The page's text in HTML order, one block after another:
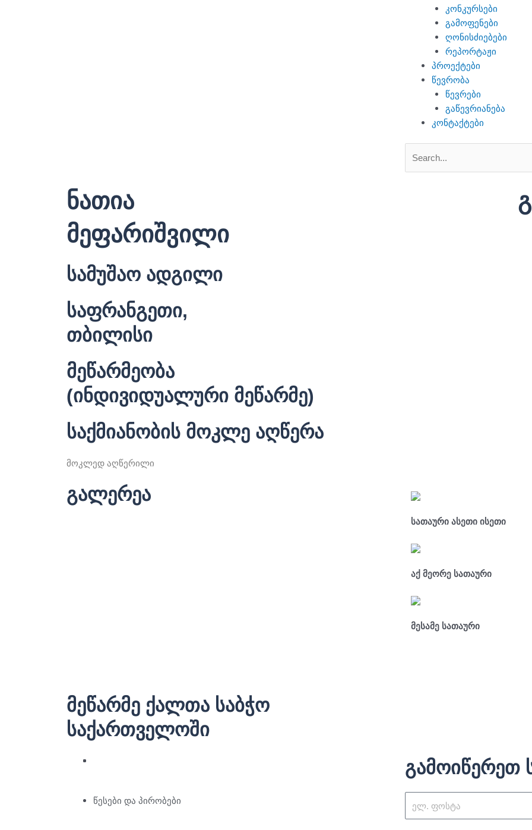
კონკურსები
გამოფენები
ღონისძიებები
რეპორტაჟი
პროექტები
წევრობა
წევრები
გაწევრიანება
კონტაქტები
ნათია
მეფარიშვილი
სამუშაო ადგილი
საფრანგეთი,
თბილისი
მეწარმეობა
(ინდივიდუალური მეწარმე)
საქმიანობის მოკლე აღწერა
მოკლედ აღწერილი
გალერეა
სათაური ასეთი ისეთი
აქ მეორე სათაური
მესამე სათაური
მეწარმე ქალთა საბჭო
საქართველოში
წესები და პირობები
გამოიწერეთ
ფოსტა